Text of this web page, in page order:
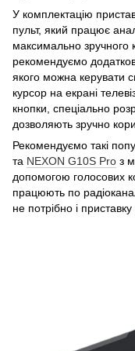
У комплектацію
пульт, який працює
максимально
рекомендуємо
якого можна керувати
курсор на екрані
кнопки, спеціально
дозволяють зручно
Рекомендуємо такі
та NEXON G10S Pro з
допомогою голосових
працюють по
не потрібно і